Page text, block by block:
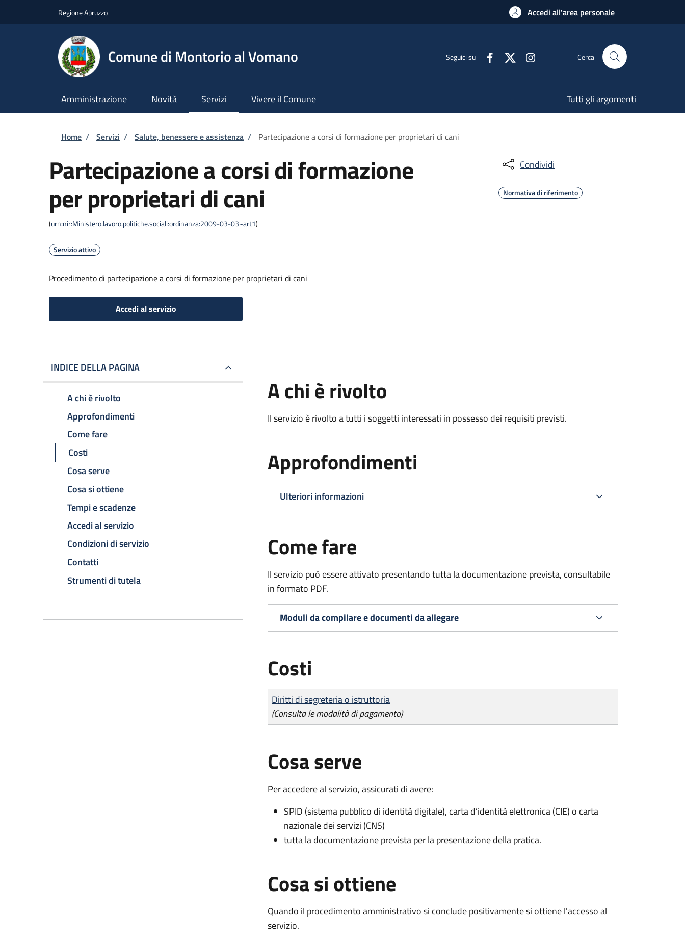
Regione Abruzzo Accedi all'area personale
Comune di Montorio al Vomano Seguici su Cerca
Amministrazione Novità Servizi Vivere il Comune Tutti gli argomenti
Briciole di pane
Home / Servizi / Salute, benessere e assistenza / Partecipazione a corsi di formazione per proprietari di cani
Partecipazione a corsi di formazione
per proprietari di cani
(urn:nir:Ministero.lavoro.politiche.sociali:ordinanza:2009-03-03~art1)
Servizio attivo
Procedimento di partecipazione a corsi di formazione per proprietari di cani
Accedi al servizio
Condividi
Normativa di riferimento
INDICE DELLA PAGINA
A chi è rivolto
Approfondimenti
Come fare
Costi
Cosa serve
Cosa si ottiene
Tempi e scadenze
Accedi al servizio
Condizioni di servizio
Contatti
Strumenti di tutela
A chi è rivolto
Il servizio è rivolto a tutti i soggetti interessati in possesso dei requisiti previsti.
Approfondimenti
Ulteriori informazioni
Come fare
Il servizio può essere attivato presentando tutta la documentazione prevista, consultabile
in formato PDF.
Moduli da compilare e documenti da allegare
Costi
Tipo di pagamento
Importo
Diritti di segreteria o istruttoria
(Consulta le modalità di pagamento)
Cosa serve
Per accedere al servizio, assicurati di avere:
SPID (sistema pubblico di identità digitale), carta d’identità elettronica (CIE) o carta
nazionale dei servizi (CNS)
tutta la documentazione prevista per la presentazione della pratica.
Cosa si ottiene
Quando il procedimento amministrativo si conclude positivamente si ottiene l'accesso al
servizio.